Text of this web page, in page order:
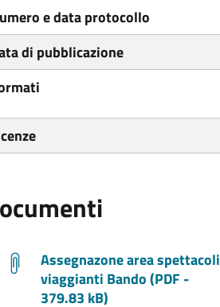
e data protocollo
di pubblicazione
Assegnazone area spettacoli
viaggianti Bando (PDF -
379.83 kB)